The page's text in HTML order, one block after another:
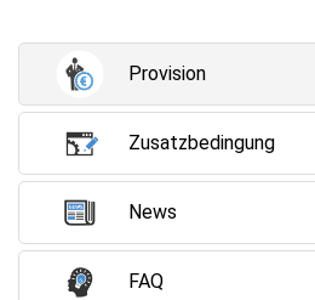
Provision
Zusatzbedingung
News
FAQ